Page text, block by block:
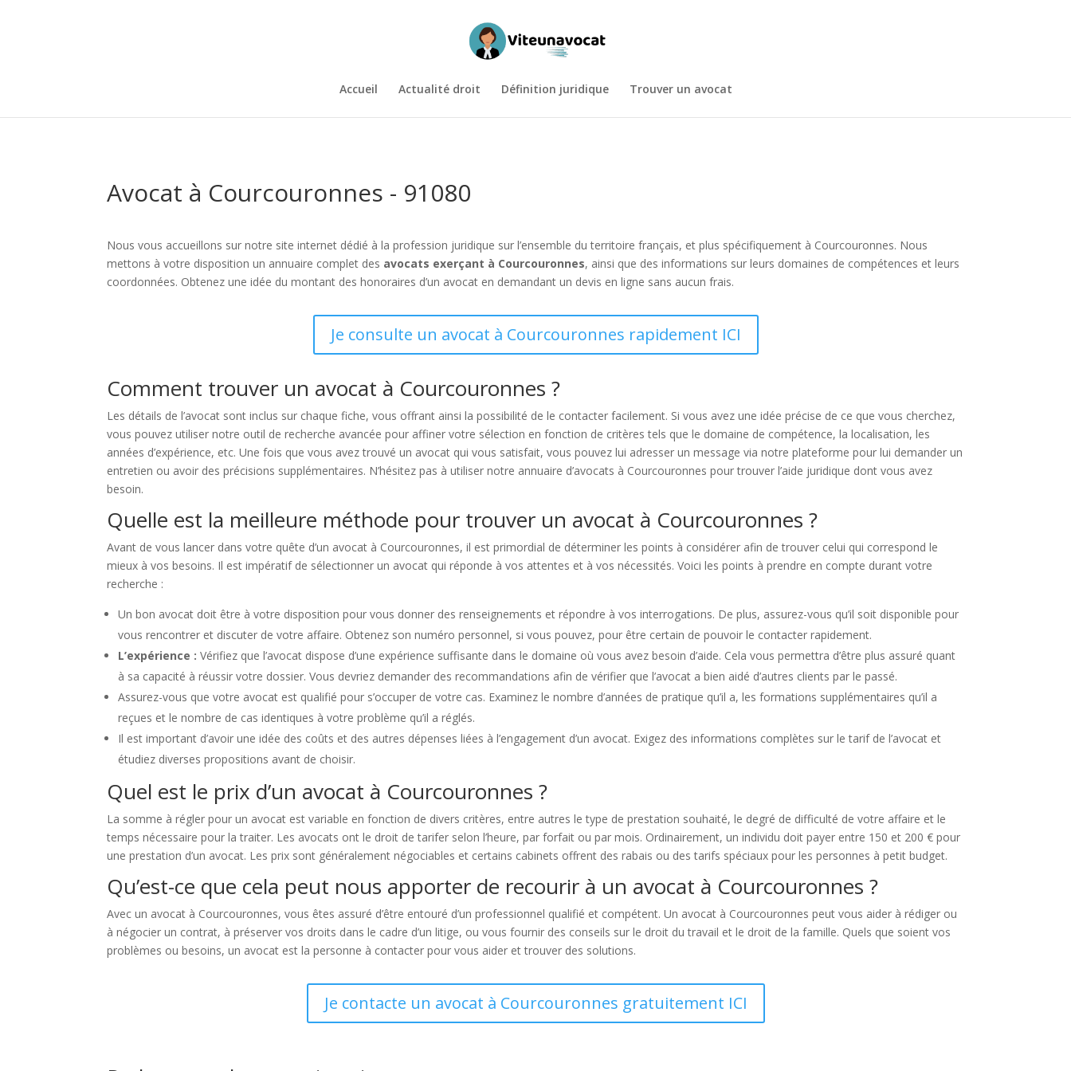
Accueil Actualité droit Définition juridique Trouver un avocat
Avocat à Courcouronnes - 91080
Nous vous accueillons sur notre site internet dédié à la profession juridique sur l’ensemble du territoire français, et plus spécifiquement à Courcouronnes. Nous
mettons à votre disposition un annuaire complet des avocats exerçant à Courcouronnes, ainsi que des informations sur leurs domaines de compétences et leurs
coordonnées. Obtenez une idée du montant des honoraires d’un avocat en demandant un devis en ligne sans aucun frais.
Je consulte un avocat à Courcouronnes rapidement ICI
Comment trouver un avocat à Courcouronnes ?
Les détails de l’avocat sont inclus sur chaque fiche, vous offrant ainsi la possibilité de le contacter facilement. Si vous avez une idée précise de ce que vous cherchez,
vous pouvez utiliser notre outil de recherche avancée pour affiner votre sélection en fonction de critères tels que le domaine de compétence, la localisation, les
années d’expérience, etc. Une fois que vous avez trouvé un avocat qui vous satisfait, vous pouvez lui adresser un message via notre plateforme pour lui demander un
entretien ou avoir des précisions supplémentaires. N’hésitez pas à utiliser notre annuaire d’avocats à Courcouronnes pour trouver l’aide juridique dont vous avez
besoin.
Quelle est la meilleure méthode pour trouver un avocat à Courcouronnes ?
Avant de vous lancer dans votre quête d’un avocat à Courcouronnes, il est primordial de déterminer les points à considérer afin de trouver celui qui correspond le
mieux à vos besoins. Il est impératif de sélectionner un avocat qui réponde à vos attentes et à vos nécessités. Voici les points à prendre en compte durant votre
recherche :
Un bon avocat doit être à votre disposition pour vous donner des renseignements et répondre à vos interrogations. De plus, assurez-vous qu’il soit disponible pour
vous rencontrer et discuter de votre affaire. Obtenez son numéro personnel, si vous pouvez, pour être certain de pouvoir le contacter rapidement.
L’expérience :Vérifiez que l’avocat dispose d’une expérience suffisante dans le domaine où vous avez besoin d’aide. Cela vous permettra d’être plus assuré quant
à sa capacité à réussir votre dossier. Vous devriez demander des recommandations afin de vérifier que l’avocat a bien aidé d’autres clients par le passé.
Assurez-vous que votre avocat est qualifié pour s’occuper de votre cas. Examinez le nombre d’années de pratique qu’il a, les formations supplémentaires qu’il a
reçues et le nombre de cas identiques à votre problème qu’il a réglés.
Il est important d’avoir une idée des coûts et des autres dépenses liées à l’engagement d’un avocat. Exigez des informations complètes sur le tarif de l’avocat et
étudiez diverses propositions avant de choisir.
Quel est le prix d’un avocat à Courcouronnes ?
La somme à régler pour un avocat est variable en fonction de divers critères, entre autres le type de prestation souhaité, le degré de difficulté de votre affaire et le
temps nécessaire pour la traiter. Les avocats ont le droit de tarifer selon l’heure, par forfait ou par mois. Ordinairement, un individu doit payer entre 150 et 200 € pour
une prestation d’un avocat. Les prix sont généralement négociables et certains cabinets offrent des rabais ou des tarifs spéciaux pour les personnes à petit budget.
Qu’est-ce que cela peut nous apporter de recourir à un avocat à Courcouronnes ?
Avec un avocat à Courcouronnes, vous êtes assuré d’être entouré d’un professionnel qualifié et compétent. Un avocat à Courcouronnes peut vous aider à rédiger ou
à négocier un contrat, à préserver vos droits dans le cadre d’un litige, ou vous fournir des conseils sur le droit du travail et le droit de la famille. Quels que soient vos
problèmes ou besoins, un avocat est la personne à contacter pour vous aider et trouver des solutions.
Je contacte un avocat à Courcouronnes gratuitement ICI